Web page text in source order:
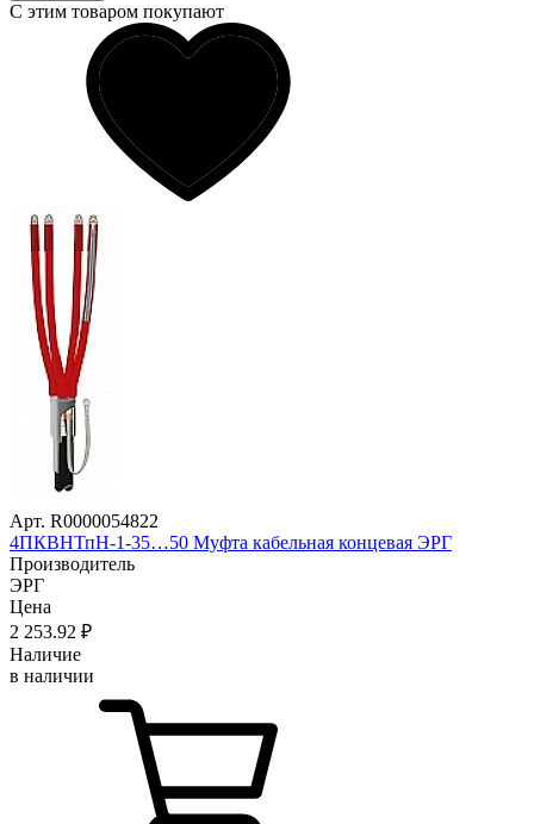
С этим товаром покупают
Арт. R0000054822
4ПКВНТпН-1-35…50 Муфта кабельная концевая ЭРГ
Производитель
ЭРГ
Цена
2 253.92 ₽
Наличие
в наличии